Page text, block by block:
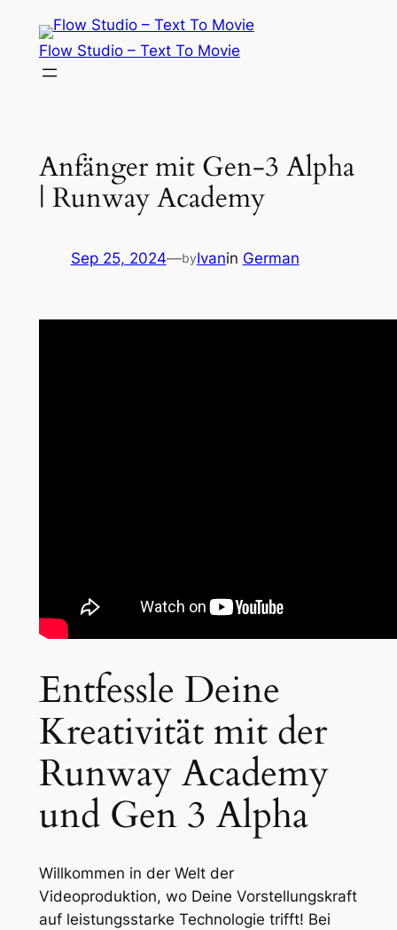
content
Flow Studio – Text To Movie
Anfänger mit Gen-3 Alpha
| Runway Academy
Sep 25, 2024—byIvanin German
Entfessle Deine
Kreativität mit der
Runway Academy
und Gen 3 Alpha
Willkommen in der Welt der
Videoproduktion, wo Deine Vorstellungskraft
auf leistungsstarke Technologie trifft! Bei